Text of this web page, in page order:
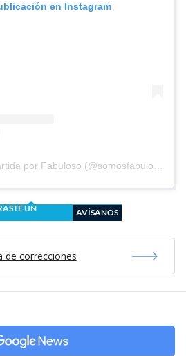
en Instagram
Una publicación compartida por Fabuloso (@somosfabuloso)
UN
AVÍSANOS
de correcciones